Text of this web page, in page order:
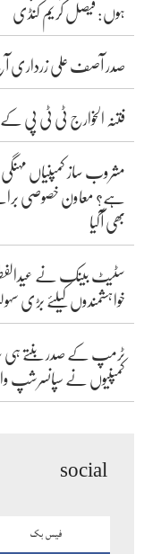
ہوں: فیصل کریم کنڈی
صدر آصف علی زرداری
فتنہ الخوارج ٹی ٹی پی
مشروب ساز کمپنیاں مہنگی
ہے؟ معاون خصوصی
بھی آگیا
سٹیٹ بینک نے
خواہشمندوں کیلئے بڑی
ٹرمپ کے صدر بنتے ہی سان
کمپنیوں نے سپانسرشپ
social
فیس بک